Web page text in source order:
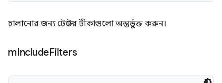
চালানোর জন্য টেস্টের টীকাগুলো অন্তর্ভুক্ত করুন।
mIncludeFilters